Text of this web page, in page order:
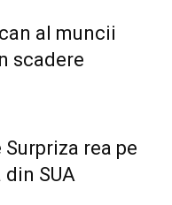
al muncii
scadere
rea pe
SUA